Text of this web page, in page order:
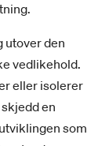
utover den
vedlikehold.
eller isolerer
en
som